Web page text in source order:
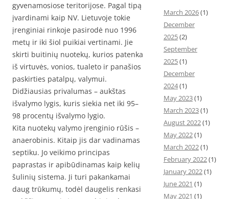
gyvenamosiose teritorijose. Pagal tipą
įvardinami kaip NV. Lietuvoje tokie
įrenginiai rinkoje pasirodė nuo 1996
metų ir iki šiol puikiai vertinami. Jie
skirti buitinių nuotekų, kurios patenka
iš virtuvės, vonios, tualeto ir panašios
paskirties patalpų, valymui.
Didžiausias privalumas – aukštas
išvalymo lygis, kuris siekia net iki 95–
98 procentų išvalymo lygio.
Kita nuotekų valymo įrenginio rūšis –
anaerobinis. Kitaip jis dar vadinamas
septiku. Jo veikimo principas
paprastas ir apibūdinamas kaip kelių
šulinių sistema. Ji turi pakankamai
daug trūkumų, todėl daugelis renkasi
March 2026(1)
December
2025(2)
September
2025(1)
December
2024(1)
May 2023(1)
March 2023(1)
August 2022(1)
May 2022(1)
March 2022(1)
February 2022(1)
January 2022(1)
June 2021 (1)
May 2021 (1)